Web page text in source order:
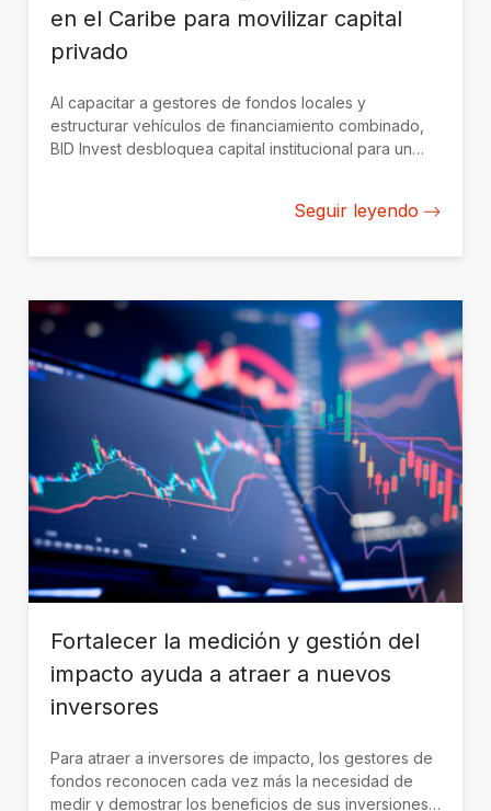
en el Caribe para movilizar capital
privado
Al capacitar a gestores de fondos locales y
estructurar vehículos de financiamiento combinado,
BID Invest desbloquea capital institucional para un
Seguir leyendo
Fortalecer la medición y gestión del
impacto ayuda a atraer a nuevos
inversores
Para atraer a inversores de impacto, los gestores de
fondos reconocen cada vez más la necesidad de
medir y demostrar los beneficios de sus inversiones